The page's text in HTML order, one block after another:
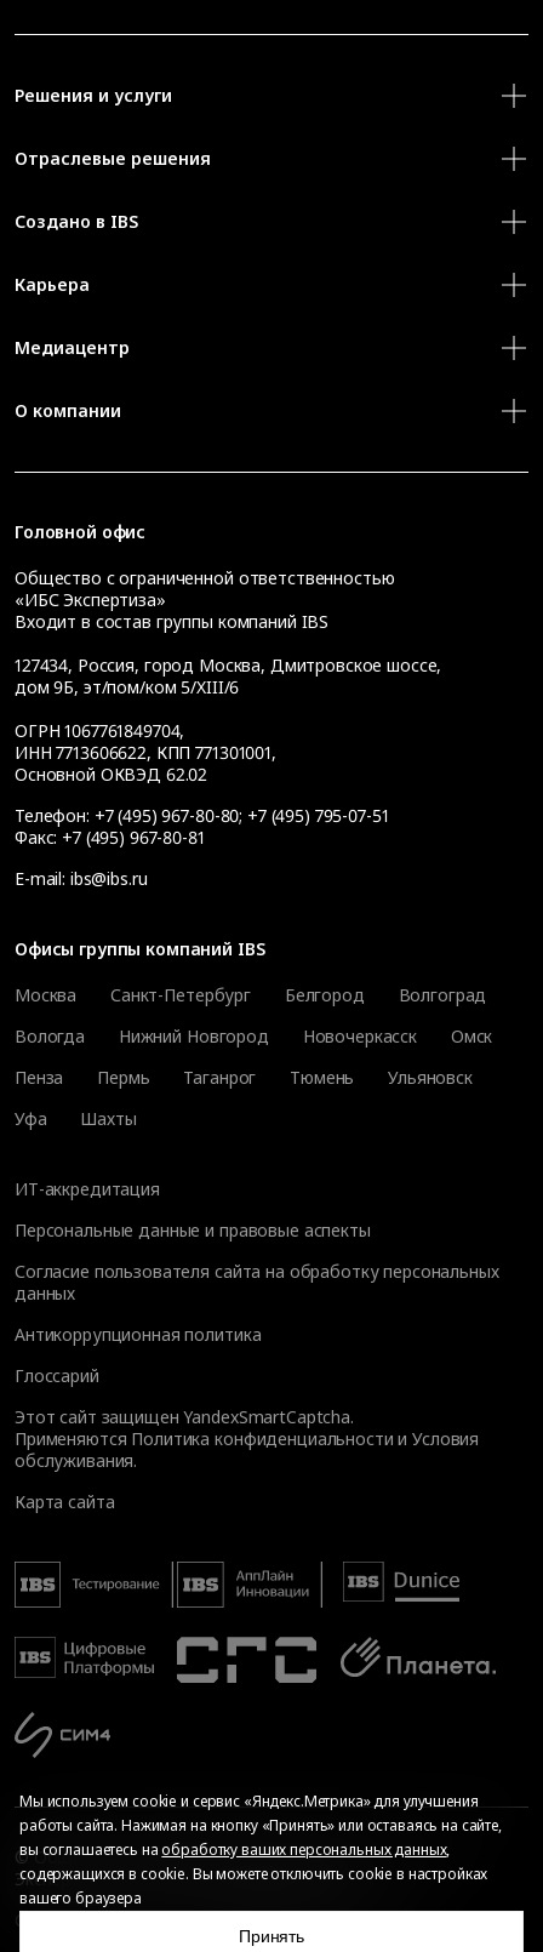
Решения и услуги
Отраслевые решения
Создано в IBS
Карьера
Медиацентр
О компании
Головной офис
Общество с ограниченной ответственностью
«ИБС Экспертиза»
Входит в состав группы компаний IBS
127434, Россия, город Москва, Дмитровское шоссе,
дом 9Б, эт/пом/ком 5/XIII/6
ОГРН 1067761849704,
ИНН 7713606622, КПП 771301001,
Основной ОКВЭД 62.02
Телефон: +7 (495) 967-80-80; +7 (495) 795-07-51
Факс: +7 (495) 967-80-81
E-mail: ibs@ibs.ru
Офисы группы компаний IBS
Москва
Санкт-Петербург Белгород
Волгоград
Вологда
Нижний Новгород Новочеркасск
Омск
Пенза
Пермь Таганрог Тюмень
Ульяновск
Уфа
Шахты
ИТ-аккредитация
Персональные данные и правовые аспекты
Согласие пользователя сайта на обработку персональных
данных
Антикоррупционная политика
Глоссарий
Этот сайт защищен YandexSmartCaptcha.
Применяются Политика конфиденциальности иУсловия
обслуживания.
Карта сайта
© Общество с ограниченной ответственностью «ИБС
Экспертиза», 2026. Все права защищены
Мы используем cookie и сервис «Яндекс.Метрика» для улучшения
работы сайта. Нажимая на кнопку «Принять» или оставаясь на сайте,
вы соглашаетесь наобработку ваших персональных данных,
содержащихся в cookie. Вы можете отключить cookie в настройках
вашего браузера
Принять